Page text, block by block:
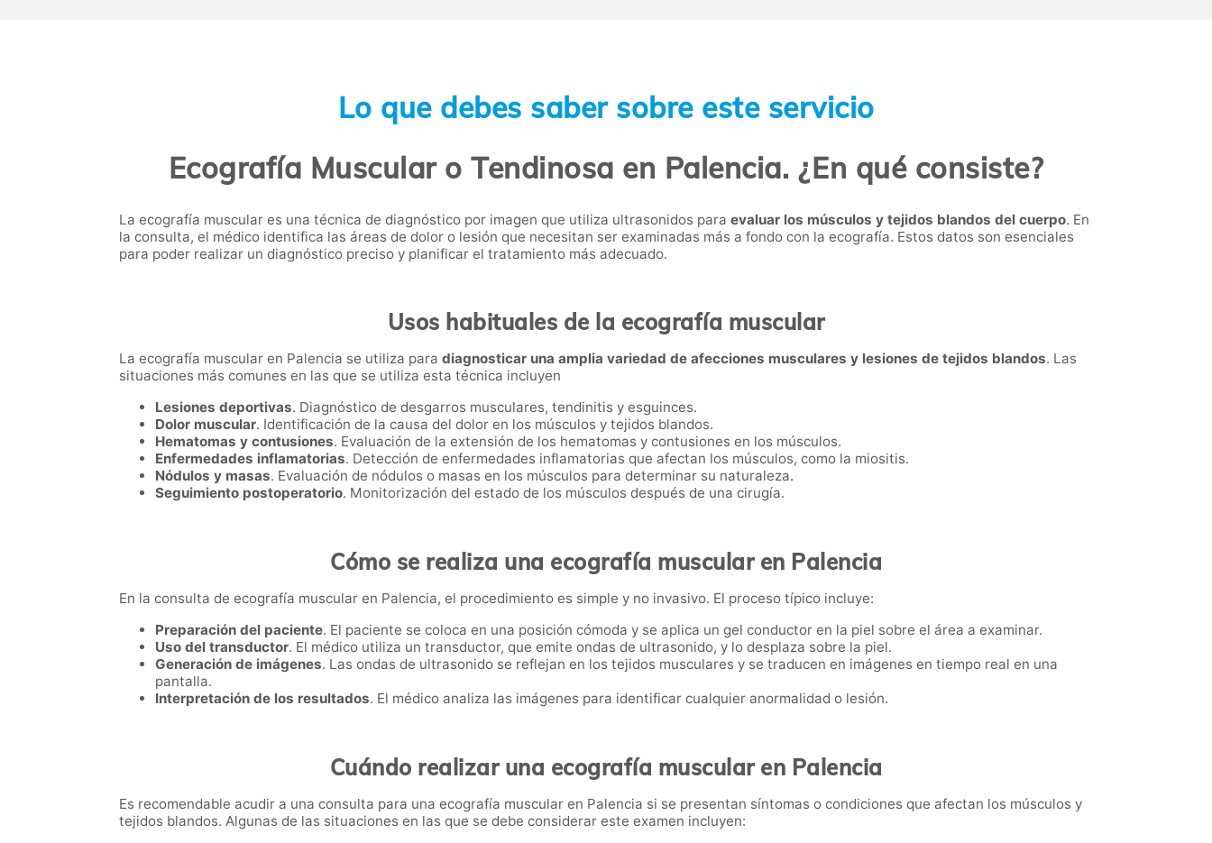
Lo que debes saber sobre este servicio
Ecografía Muscular o Tendinosa en Palencia. ¿En qué consiste?
La ecografía muscular es una técnica de diagnóstico por imagen que utiliza ultrasonidos para evaluar los músculos y tejidos blandos del cuerpo. En
la consulta, el médico identifica las áreas de dolor o lesión que necesitan ser examinadas más a fondo con la ecografía. Estos datos son esenciales
para poder realizar un diagnóstico preciso y planificar el tratamiento más adecuado.
Usos habituales de la ecografía muscular
La ecografía muscular en Palencia se utiliza para diagnosticar una amplia variedad de afecciones musculares y lesiones de tejidos blandos. Las
situaciones más comunes en las que se utiliza esta técnica incluyen
Lesiones deportivas. Diagnóstico de desgarros musculares, tendinitis y esguinces.
Dolor muscular. Identificación de la causa del dolor en los músculos y tejidos blandos.
Hematomas y contusiones. Evaluación de la extensión de los hematomas y contusiones en los músculos.
Enfermedades inflamatorias. Detección de enfermedades inflamatorias que afectan los músculos, como la miositis.
Nódulos y masas. Evaluación de nódulos o masas en los músculos para determinar su naturaleza.
Seguimiento postoperatorio. Monitorización del estado de los músculos después de una cirugía.
Cómo se realiza una ecografía muscular en Palencia
En la consulta de ecografía muscular en Palencia, el procedimiento es simple y no invasivo. El proceso típico incluye:
Preparación del paciente. El paciente se coloca en una posición cómoda y se aplica un gel conductor en la piel sobre el área a examinar.
Uso del transductor. El médico utiliza un transductor, que emite ondas de ultrasonido, y lo desplaza sobre la piel.
Generación de imágenes. Las ondas de ultrasonido se reflejan en los tejidos musculares y se traducen en imágenes en tiempo real en una
pantalla.
Interpretación de los resultados. El médico analiza las imágenes para identificar cualquier anormalidad o lesión.
Cuándo realizar una ecografía muscular en Palencia
Es recomendable acudir a una consulta para una ecografía muscular en Palencia si se presentan síntomas o condiciones que afectan los músculos y
tejidos blandos. Algunas de las situaciones en las que se debe considerar este examen incluyen: